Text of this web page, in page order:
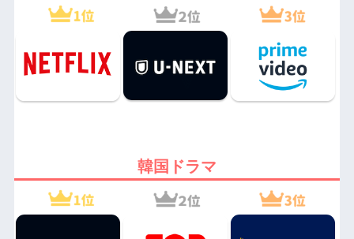
韓国ドラマ